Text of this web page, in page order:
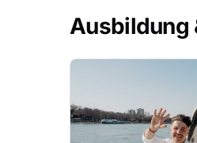
Ausbildung